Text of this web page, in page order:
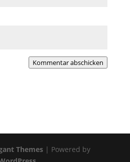
Kommentar abschicken
Themes| Powered by